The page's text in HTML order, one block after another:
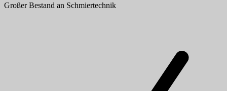
Großer Bestand an Schmiertechnik